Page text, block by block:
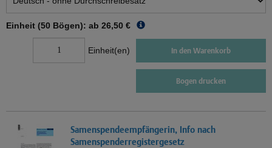
Einheit (50 Bögen): ab 26,50 €
Einheit(en) In den Warenkorb
Bogen drucken
Samenspendeempfängerin, Info nach
Samenspenderregistergesetz